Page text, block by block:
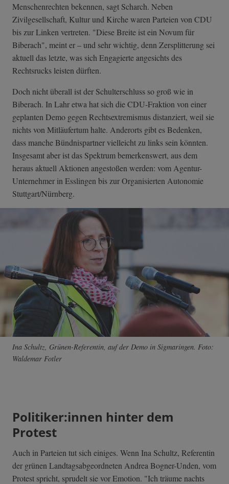
Menschenrechten bekennen, sagt Scharch. Neben
Zivilgesellschaft, Kultur und Kirche waren Parteien von CDU
bis zur Linken vertreten. "Diese Breite ist ein Novum für
Biberach", meint er – und sehr wichtig, denn Zersplitterung sei
aktuell das letzte, was sich Engagierte angesichts des
Rechtsrucks leisten dürften.
Doch nicht überall ist der Schulterschluss so groß wie in
Biberach. In Lahr etwa hat sich die CDU-Fraktion von einer
geplanten Demo gegen Rechtsextremismus distanziert, weil sie
nichts von Mitläufertum halte. Anderorts gibt es Bedenken,
dass manche Bündnispartner vielleicht zu links sein könnten.
Insgesamt aber ist das Spektrum bemerkenswert, aus dem
heraus aktuell Aktionen angestoßen werden: vom Agentur-
Unternehmer in Esslingen bis zur Organisierten Autonomie
Stuttgart/Nürnberg.
Ina Schultz, Grünen-Referentin, auf der Demo in Sigmaringen. Foto:
Waldemar Fotler
Politiker:innen hinter dem
Protest
Auch in Parteien tut sich einiges. Wenn Ina Schultz, Referentin
der grünen Landtagsabgeordneten Andrea Bogner-Unden, vom
Protest spricht, sprudelt sie vor Emotion. "Ich träume nachts